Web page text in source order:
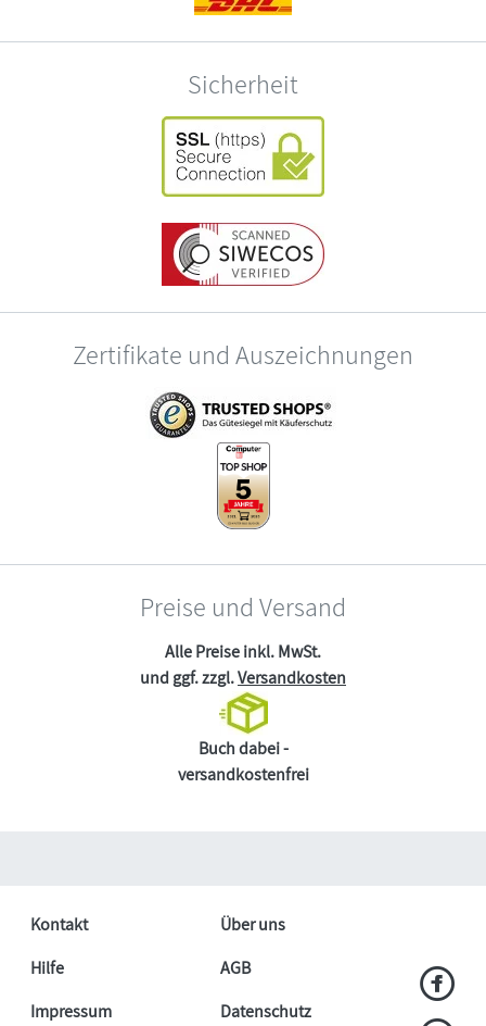
Sicherheit
Zertifikate und Auszeichnungen
Preise und Versand
Alle Preise inkl. MwSt.
und ggf. zzgl.Versandkosten
Buch dabei -
versandkostenfrei
Kontakt
Über uns
Hilfe
AGB
Impressum
Datenschutz